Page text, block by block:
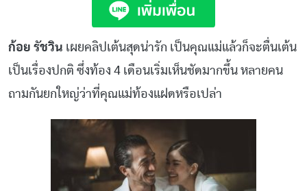
ก้อย รัชวิน เผยคลิปเต้นสุดน่ารัก เป็นคุณแม่แล้วก็จะตื่นเต้น
เป็นเรื่องปกติ ซึ่งท้อง 4 เดือนเริ่มเห็นชัดมากขึ้น หลายคน
ถามกันยกใหญ่ว่าที่คุณแม่ท้องแฝดหรือเปล่า